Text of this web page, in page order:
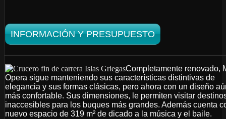
INFORMACIÓN Y PRESUPUESTO
Completamente renovado,
Opera sigue manteniendo sus características distintivas de
elegancia y sus formas clásicas, pero ahora con un diseño
más confortable. Sus dimensiones, le permiten visitar
inaccesibles para los buques más grandes. Además cuenta
nuevo espacio de 319 m² de dicado a la música y el baile.